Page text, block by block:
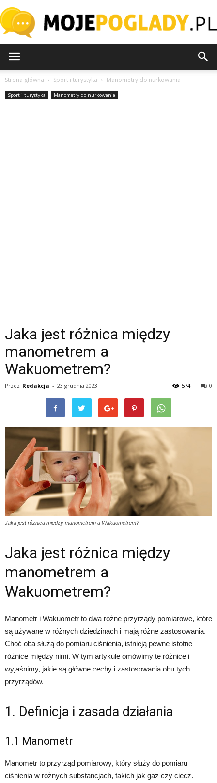
Strona główna Sport i turystyka Manometry do nurkowania
Sport i turystyka Manometry do nurkowania
Jaka jest różnica między
manometrem a
Wakuometrem?
Przez Redakcja - 23 grudnia 2023 0
574
Jaka jest różnica między manometrem a Wakuometrem?
Jaka jest różnica między
manometrem a
Wakuometrem?
Manometr i Wakuometr to dwa różne przyrządy pomiarowe, które
są używane w różnych dziedzinach i mają różne zastosowania.
Choć oba służą do pomiaru ciśnienia, istnieją pewne istotne
różnice między nimi. W tym artykule omówimy te różnice i
wyjaśnimy, jakie są główne cechy i zastosowania obu tych
przyrządów.
1. Definicja i zasada działania
1.1 Manometr
Manometr to przyrząd pomiarowy, który służy do pomiaru
ciśnienia w różnych substancjach, takich jak gaz czy ciecz.